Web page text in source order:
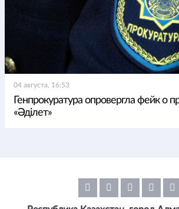
04 августа, 16:53
Генпрокуратура опровергла фейк о
«Әділет»